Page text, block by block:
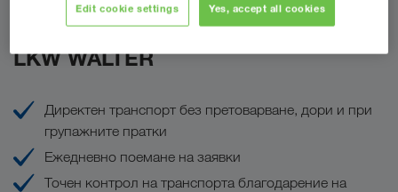
Вашите предимства с
LKW WALTER
Директен транспорт без претоварване, дори и при
групажните пратки
Ежедневно поемане на заявки
Точен контрол на транспорта благодарение на
Edit cookie settings Yes, accept all cookies